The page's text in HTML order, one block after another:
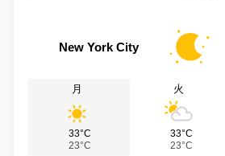
New York City
月
33°C
23°C
火
33°C
23°C